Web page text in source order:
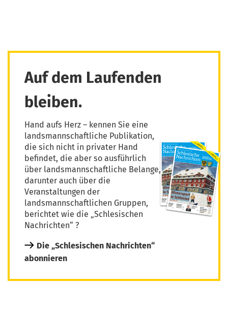
Auf dem Laufenden
bleiben.
Hand aufs Herz – kennen Sie eine
landsmannschaftliche Publikation,
die sich nicht in privater Hand
befindet, die aber so ausführlich
über landsmannschaftliche Belange,
darunter auch über die
Veranstaltungen der
landsmannschaftlichen Gruppen,
berichtet wie die „Schlesischen
Nachrichten“ ?
Die „Schlesischen Nachrichten“
abonnieren